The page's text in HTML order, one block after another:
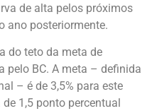
de alta pelos próximos
ano posteriormente.
do teto da meta de
pelo BC. A meta – definida
– é de 3,5% para este
1,5 ponto percentual